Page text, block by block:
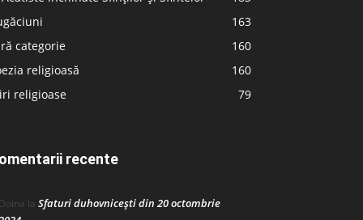
163
categorie
160
religioasă
160
religioase
79
recente
Doina la Sfaturi duhovnicești din 20 octombrie